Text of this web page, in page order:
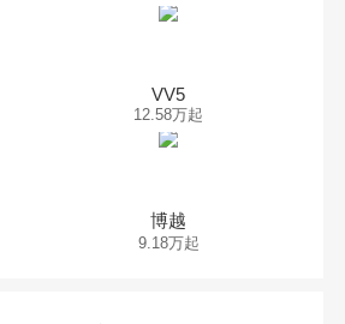
VV5
12.58万起
博越
9.18万起